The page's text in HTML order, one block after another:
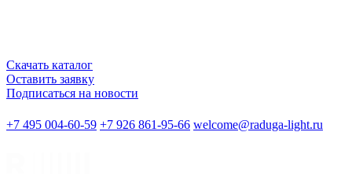
Скачать каталог
Оставить заявку
Подписаться на новости
+7 495 004-60-59 +7 926 861-95-66 welcome@raduga-light.ru